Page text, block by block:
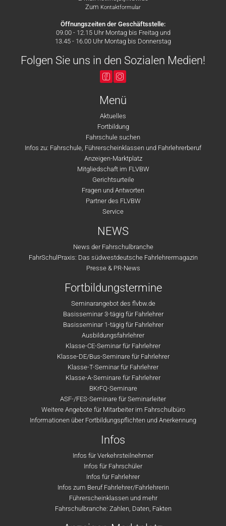
Zum Kontaktformular
Öffnungszeiten der Geschäftsstelle:
09.00 - 12.15 Uhr Montag bis Freitag und
13.45 - 16.00 Uhr Montag bis Donnerstag
Folgen Sie uns in den Sozialen Medien!
Menü
Aktuelles
Fortbildung
Fahrschule suchen
Infos zu: Fahrschule, Führerscheinklassen und Fahrlehrerberuf
Anzeigen-Marktplatz
Mitgliedschaft im FLVBW
Gerichtsurteile
Fragen und Antworten
Partner des FLVBW
Service
NEWS
News der Fahrschulbranche
FahrSchulPraxis: Das südwestdeutsche Fahrlehrermagazin
Presse & PR-News
Fortbildungstermine
Seminarangebot des flvbw.de
Basisseminar 3-tägig für Fahrlehrer
Basisseminar 1-tägig für Fahrlehrer
Ausbildungsfahrlehrer
Klasse-CE-Seminar für Fahrlehrer
Klasse-DE/Bus-Seminare für Fahrlehrer
Klasse-T-Seminar für Fahrlehrer
Klasse-A-Seminare für Fahrlehrer
BKrFQ-Seminare
ASF-/FES-Seminare für Seminarleiter
Weitere Angebote für Mitarbeiter im Fahrschulbüro
Informationen über Fortbildungspflichten und Anerkennung
Infos
Infos für Verkehrsteilnehmer
Infos für Fahrschüler
Infos für Fahrlehrer
Infos zum Beruf Fahrlehrer/Fahrlehrerin
Führerscheinklassen und mehr
Fahrschulbranche: Zahlen, Daten, Fakten